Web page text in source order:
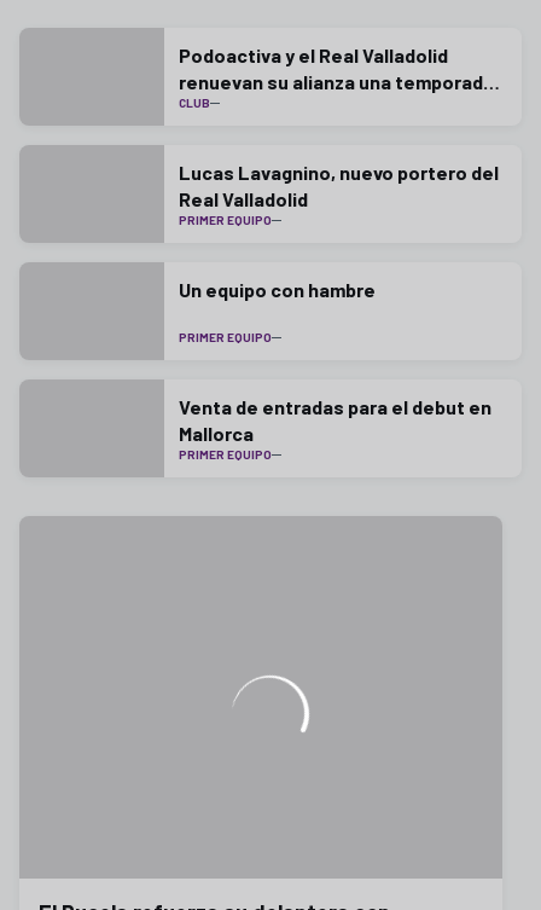
Podoactiva y el Real Valladolid
renuevan su alianza una temporada
más
CLUB
Lucas Lavagnino, nuevo portero del
Real Valladolid
PRIMER EQUIPO
Un equipo con hambre
PRIMER EQUIPO
Venta de entradas para el debut en
Mallorca
PRIMER EQUIPO